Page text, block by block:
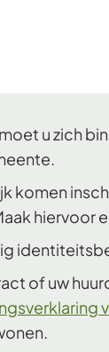
omhoog
Gebruik
u zich
komen
hiervoor
of uw